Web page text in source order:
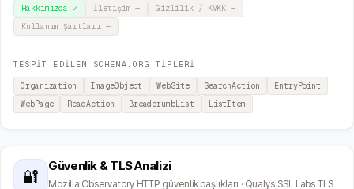
Hakkımızda ✓ İletişim — Gizlilik / KVKK —
Kullanım Şartları —
TESPİT EDİLEN SCHEMA.ORG TİPLERİ
Organization ImageObject WebSite SearchAction
EntryPoint
WebPage
ReadAction BreadcrumbList ListItem
🔐
Güvenlik & TLS Analizi
Mozilla Observatory HTTP güvenlik başlıkları · Qualys SSL Labs TLS